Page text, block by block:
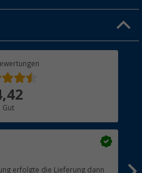
Gut
erfolgte die Lieferung dann